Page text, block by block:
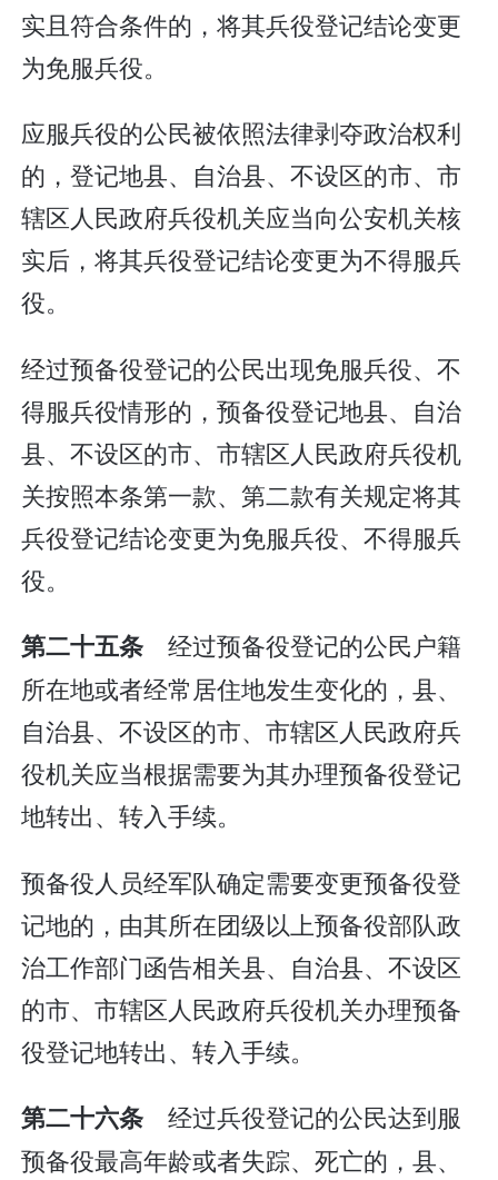
实且符合条件的，将其兵役登记结论变更
为免服兵役。
应服兵役的公民被依照法律剥夺政治权利
的，登记地县、自治县、不设区的市、市
辖区人民政府兵役机关应当向公安机关核
实后，将其兵役登记结论变更为不得服兵
役。
经过预备役登记的公民出现免服兵役、不
得服兵役情形的，预备役登记地县、自治
县、不设区的市、市辖区人民政府兵役机
关按照本条第一款、第二款有关规定将其
兵役登记结论变更为免服兵役、不得服兵
役。
第二十五条经过预备役登记的公民户籍
所在地或者经常居住地发生变化的，县、
自治县、不设区的市、市辖区人民政府兵
役机关应当根据需要为其办理预备役登记
地转出、转入手续。
预备役人员经军队确定需要变更预备役登
记地的，由其所在团级以上预备役部队政
治工作部门函告相关县、自治县、不设区
的市、市辖区人民政府兵役机关办理预备
役登记地转出、转入手续。
第二十六条经过兵役登记的公民达到服
预备役最高年龄或者失踪、死亡的，县、